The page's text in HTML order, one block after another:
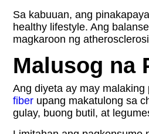
Sa kabuuan, ang
healthy lifestyle. Ang
magkaroon ng
Malusog na
Ang diyeta ay may
fiber upang makatulong sa
gulay, buong butil, at